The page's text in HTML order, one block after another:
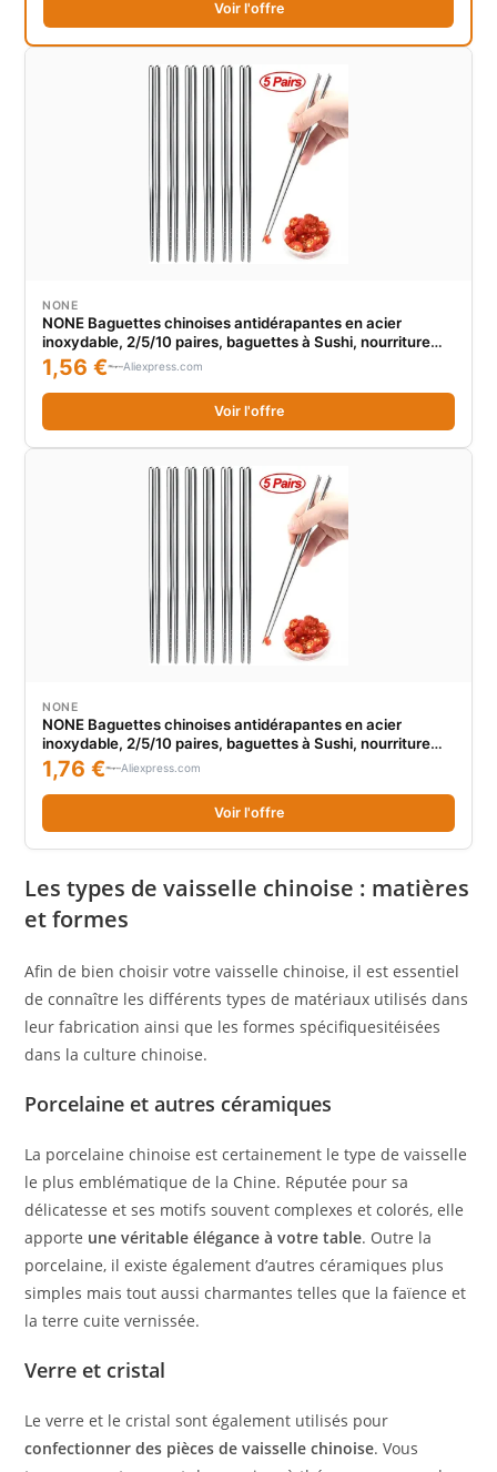
Voir l'offre
NONE
NONE Baguettes chinoises antidérapantes en acier
inoxydable, 2/5/10 paires, baguettes à Sushi, nourriture
coréenne et japonaise, bâtons métalliques, ensemble de
vaisselle de cuisine
1,56 € Aliexpress.com
Voir l'offre
NONE
NONE Baguettes chinoises antidérapantes en acier
inoxydable, 2/5/10 paires, baguettes à Sushi, nourriture
coréenne et japonaise, bâtons métalliques, ensemble de
vaisselle de cuisine
1,76 € Aliexpress.com
Voir l'offre
Les types de vaisselle chinoise : matières
et formes
Afin de bien choisir votre vaisselle chinoise, il est essentiel
de connaître les différents types de matériaux utilisés dans
leur fabrication ainsi que les formes spécifiquesitéisées
dans la culture chinoise.
Porcelaine et autres céramiques
La porcelaine chinoise est certainement le type de vaisselle
le plus emblématique de la Chine. Réputée pour sa
délicatesse et ses motifs souvent complexes et colorés, elle
apporte une véritable élégance à votre table. Outre la
porcelaine, il existe également d’autres céramiques plus
simples mais tout aussi charmantes telles que la faïence et
la terre cuite vernissée.
Verre et cristal
Le verre et le cristal sont également utilisés pour
confectionner des pièces de vaisselle chinoise. Vous